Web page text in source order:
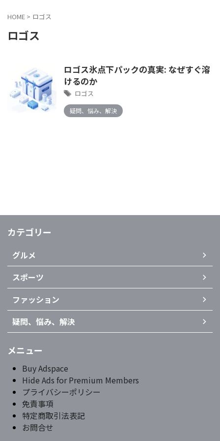
HOME > ロゴス
ロゴス
ロゴス氷点下パックの真実: なぜすぐ溶
けるのか
ロゴス
疑問、悩み、解決
カテゴリー
グルメ
スポーツ
ファッション
疑問、悩み、解決
メニュー
Buy Adspace
Hide Ads for Premium Members
プライバシーポリシー
免責事項
特定商取引法表記
お問合せ